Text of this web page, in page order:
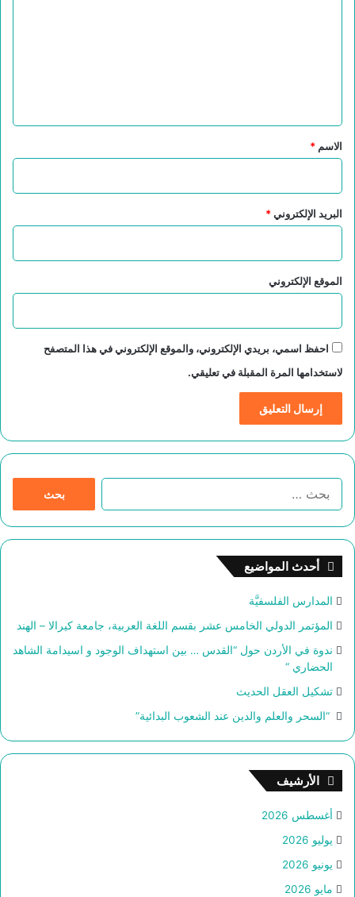
*
الاسم *
البريد الإلكتروني*
الموقع الإلكتروني
احفظ اسمي، بريدي الإلكتروني، والموقع الإلكتروني في هذا المتصفح
لاستخدامها المرة المقبلة في تعليقي.
ح
أحدث المواضيع
المدارس الفلسفيَّة
المؤتمر الدولي الخامس عشر بقسم اللغة العربية، جامعة كيرالا – الهند
ندوة في الأردن حول “القدس … بين استهداف الوجود و اسيدامة الشاهد
الحضاري “
تشكيل العقل الحديث
“السحر والعلم والدين عند الشعوب البدائية”
الأرشيف
أغسطس 2026
يوليو 2026
يونيو 2026
مايو 2026